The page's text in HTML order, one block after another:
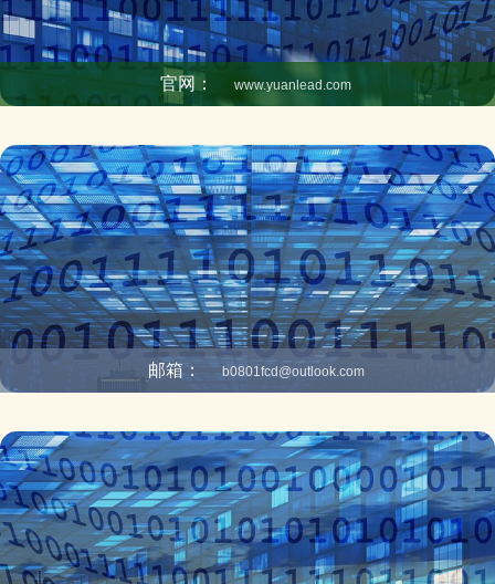
官网： www.yuanlead.com
邮箱： b0801fcd@outlook.com